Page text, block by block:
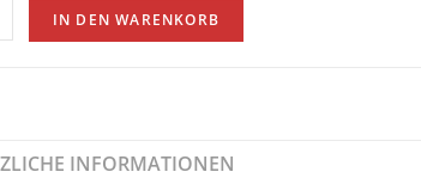
IN DEN WARENKORB
INFORMATIONEN